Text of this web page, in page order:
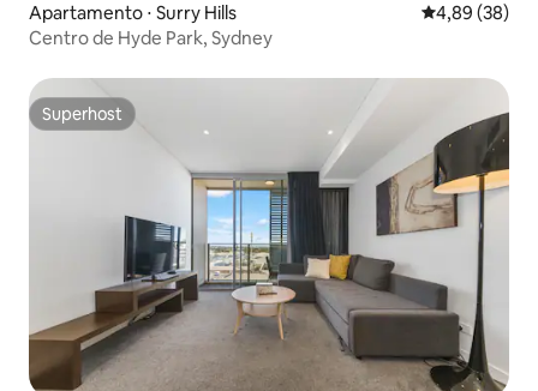
Apartamento ⋅ Surry Hills 4,89 de uma
4,89 (38)
Centro de Hyde Park, Sydney
Superhost
Superhost